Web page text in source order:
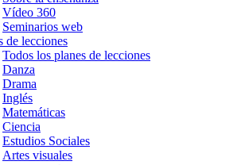
Vídeo 360
Seminarios web
de lecciones
Todos los planes de lecciones
Danza
Drama
Inglés
Matemáticas
Ciencia
Estudios Sociales
Artes visuales